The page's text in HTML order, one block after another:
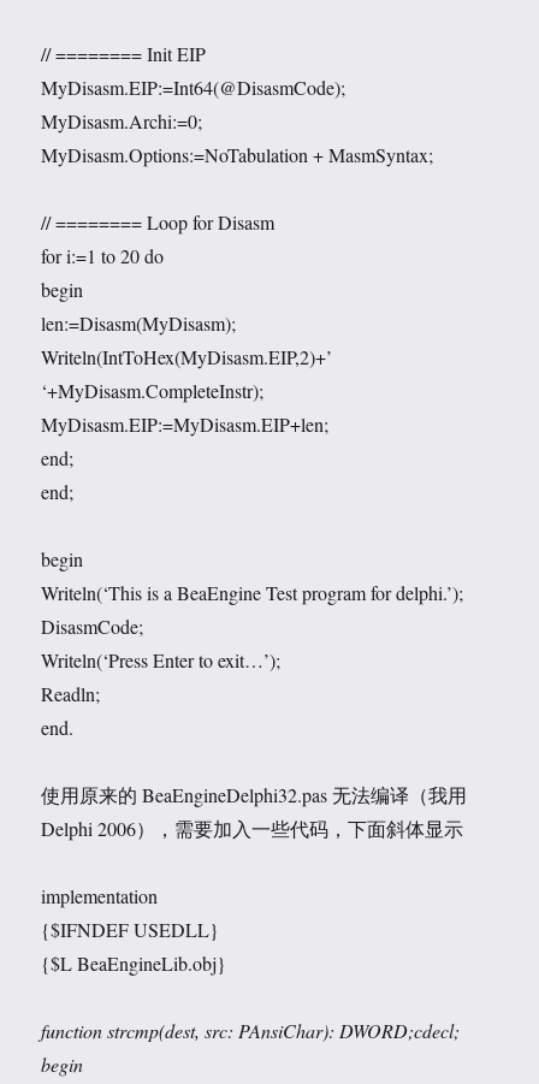
// ======== Init EIP
MyDisasm.EIP:=Int64(@DisasmCode);
MyDisasm.Archi:=0;
MyDisasm.Options:=NoTabulation + MasmSyntax;
// ======== Loop for Disasm
for i:=1 to 20 do
begin
len:=Disasm(MyDisasm);
Writeln(IntToHex(MyDisasm.EIP,2)+’
‘+MyDisasm.CompleteInstr);
MyDisasm.EIP:=MyDisasm.EIP+len;
end;
end;
begin
Writeln(‘This is a BeaEngine Test program for delphi.’);
DisasmCode;
Writeln(‘Press Enter to exit…’);
Readln;
end.
使用原来的 BeaEngineDelphi32.pas 无法编译（我用
Delphi 2006），需要加入一些代码，下面斜体显示
implementation
{$IFNDEF USEDLL}
{$L BeaEngineLib.obj}
function strcmp(dest, src: PAnsiChar): DWORD;cdecl;
begin